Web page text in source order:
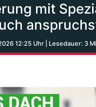
mit
12:25 Uhr Lesedauer: 3